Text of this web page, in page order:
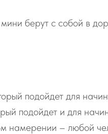
берут с собой в
подойдет для
подойдет и для
– любой